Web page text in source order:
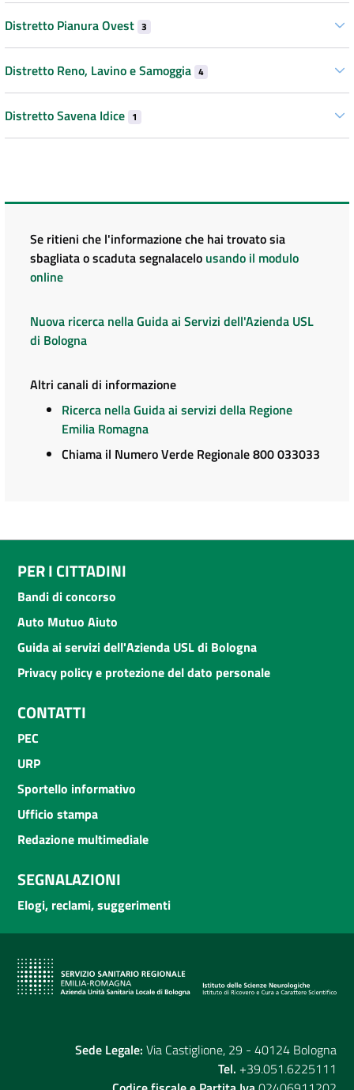
Distretto Pianura Ovest 3
Distretto Reno, Lavino e Samoggia 4
Distretto Savena Idice 1
Se ritieni che l'informazione che hai trovato sia
sbagliata o scaduta segnalacelo usando il modulo
online
Nuova ricerca nella Guida ai Servizi dell'Azienda USL
di Bologna
Altri canali di informazione
Ricerca nella Guida ai servizi della Regione
Emilia Romagna
Chiama il Numero Verde Regionale 800 033033
PER I CITTADINI
Bandi di concorso
Auto Mutuo Aiuto
Guida ai servizi dell'Azienda USL di Bologna
Privacy policy e protezione del dato personale
CONTATTI
PEC
URP
Sportello informativo
Ufficio stampa
Redazione multimediale
SEGNALAZIONI
Elogi, reclami, suggerimenti
Sede Legale: Via Castiglione, 29 - 40124 Bologna
Tel. +39.051.6225111